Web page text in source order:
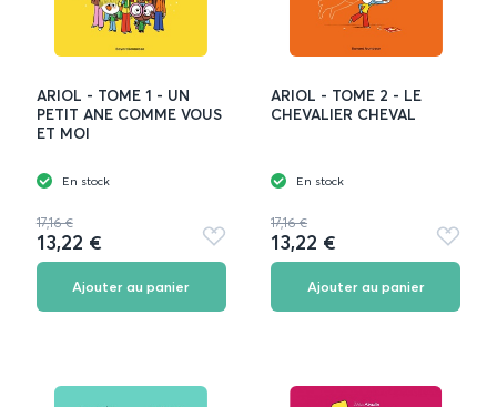
ARIOL - TOME 1 - UN
PETIT ANE COMME VOUS
ET MOI
En stock
17,16 €
13,22 €
Ajouter
aux
Ajouter au panier
ARIOL - TOME 2 - LE
CHEVALIER CHEVAL
En stock
17,16 €
13,22 €
Ajouter
aux
Ajouter au panier